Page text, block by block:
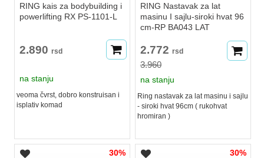
RING kais za bodybuilding i
powerlifting RX PS-1101-L
2.890 rsd
na stanju
veoma čvrst, dobro konstruisan i
isplativ komad
RING Nastavak za lat
masinu I sajlu-siroki hvat 96
cm-RP BA043 LAT
2.772 rsd
3.960
na stanju
Ring nastavak za lat masinu i sajlu
- siroki hvat 96cm ( rukohvat
hromiran )
30% 30%